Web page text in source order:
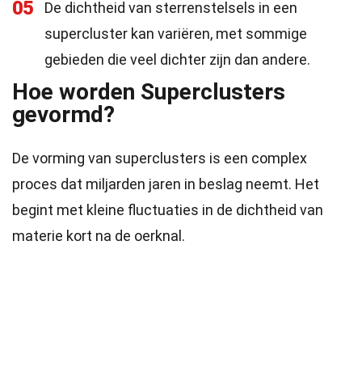
05
De dichtheid van sterrenstelsels in een
supercluster kan variëren, met sommige
gebieden die veel dichter zijn dan andere.
Hoe worden Superclusters
gevormd?
De vorming van superclusters is een complex
proces dat miljarden jaren in beslag neemt. Het
begint met kleine fluctuaties in de dichtheid van
materie kort na de oerknal.